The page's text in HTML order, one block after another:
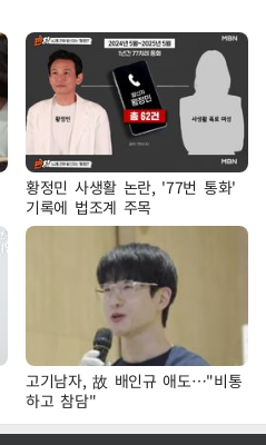
황정민 사생활 논란, '77번 통화'
기록에 법조계 주목
고기남자, 故 배인규 애도…"비통
하고 참담"